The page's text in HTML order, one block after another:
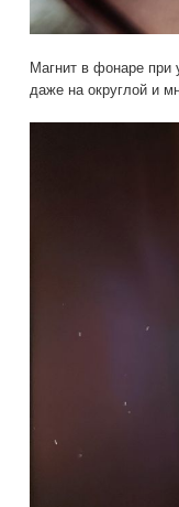
Магнит в фонаре при
даже на округлой и